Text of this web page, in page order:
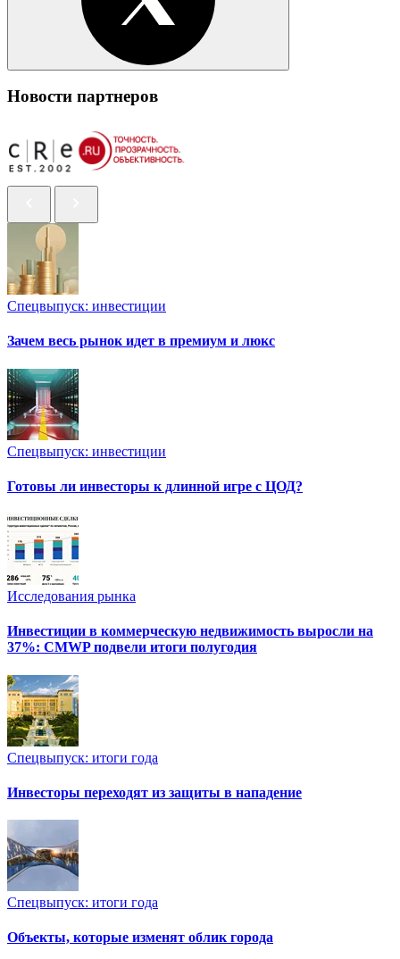
Новости партнеров
Спецвыпуск: инвестиции
Зачем весь рынок идет в премиум и люкс
Спецвыпуск: инвестиции
Готовы ли инвесторы к длинной игре с ЦОД?
Исследования рынка
Инвестиции в коммерческую недвижимость выросли на
37%: CMWP подвели итоги полугодия
Спецвыпуск: итоги года
Инвесторы переходят из защиты в нападение
Спецвыпуск: итоги года
Объекты, которые изменят облик города